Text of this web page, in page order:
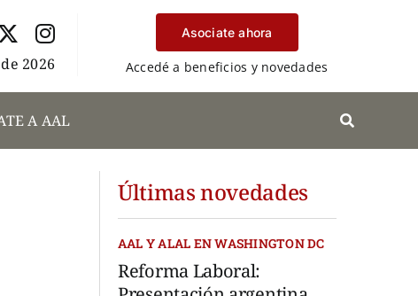
2026
Asociate ahora
Accedé a beneficios y novedades
A AAL
Últimas novedades
AAL Y ALAL EN WASHINGTON DC
Reforma Laboral: